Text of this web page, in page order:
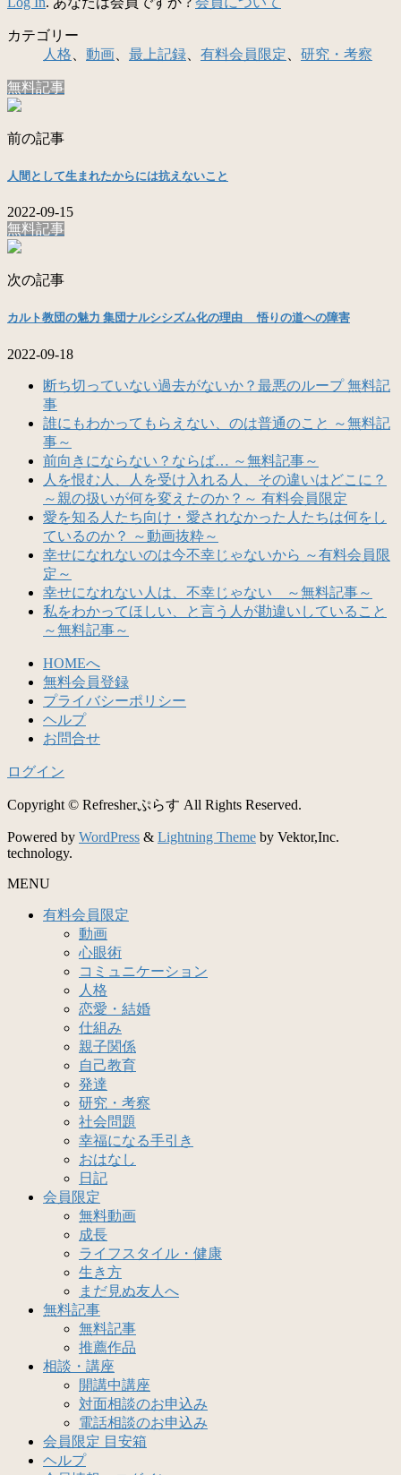
カテゴリー
人格
動画 最上記録 有料会員限定 研究・考察
無料記事
前の記事
人間として生まれたからには抗えないこと
2022-09-15
無料記事
次の記事
カルト教団の魅力 集団ナルシシズム化の理由 悟りの道への障害
2022-09-18
断ち切っていない過去がないか？最悪のループ 無料記
事
誰にもわかってもらえない、のは普通のこと ～無料記
事～
前向きにならない？ならば… ～無料記事～
人を恨む人、人を受け入れる人、その違いはどこに？
～親の扱いが何を変えたのか？～ 有料会員限定
愛を知る人たち向け・愛されなかった人たちは何をし
ているのか？ ～動画抜粋～
幸せになれないのは今不幸じゃないから ～有料会員限
定～
幸せになれない人は、不幸じゃない ～無料記事～
私をわかってほしい、と言う人が勘違いしていること
～無料記事～
HOMEへ
無料会員登録
プライバシーポリシー
ヘルプ
お問合せ
ログイン
Copyright © Refresherぷらす All Rights Reserved.
Powered by WordPress & Lightning Theme by Vektor,Inc.
technology.
MENU
有料会員限定
動画
心眼術
コミュニケーション
人格
恋愛・結婚
仕組み
親子関係
自己教育
発達
研究・考察
社会問題
幸福になる手引き
おはなし
日記
会員限定
無料動画
成長
ライフスタイル・健康
生き方
まだ見ぬ友人へ
無料記事
無料記事
推薦作品
相談・講座
開講中講座
対面相談のお申込み
電話相談のお申込み
会員限定 目安箱
ヘルプ